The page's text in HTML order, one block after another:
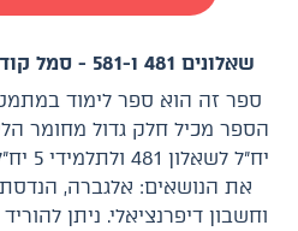
שאלונים 481 ו-581 - סמל קודם: שאלונים 804 ו-806
את הנושאים: אלגברה, הנדסת
וחשבון דיפרנציאלי. ניתן